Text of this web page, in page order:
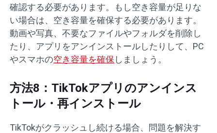
確認する必要があります。もし空き容量が足りな
い場合は、空き容量を確保する必要があります。
動画や写真、不要なファイルやフォルダを削除し
たり、アプリをアンインストールしたりして、PC
やスマホの空き容量を確保 しましょう。
方法8：TikTokアプリのアンインス
トール・再インストール
TikTokがクラッシュし続ける場合、問題を解決す